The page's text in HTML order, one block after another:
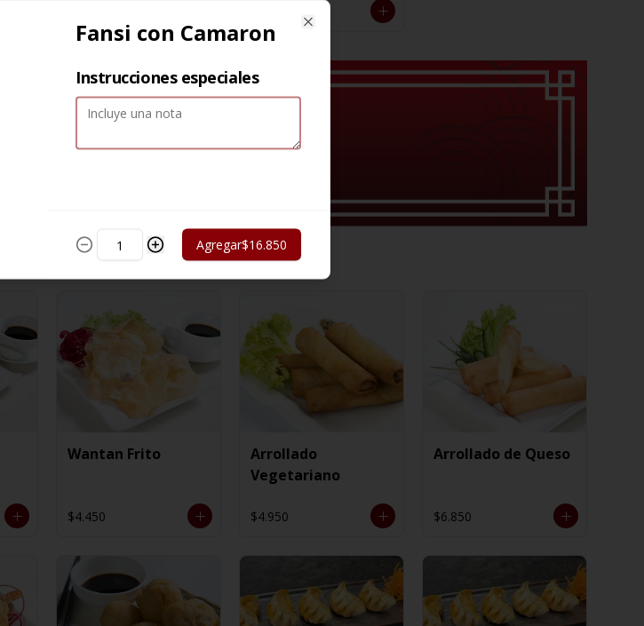
Wantan Frito
$4.450
Arrollado
Vegetariano
$4.950
Arrollado de Queso
$6.850
Fansi con Camaron
Instrucciones especiales
Agregar$16.850